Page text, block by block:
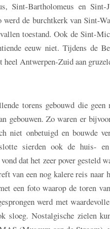
Sint-Bartholomeus en
de burchtkerk van Sint-
toestand. Ook de Sint-
eeuw niet. Tijdens de
Antwerpen-Zuid aan
torens gebouwd die
gebouwen. Zo waren er
niet onbetuigd en bouwde
sierden ook de huis-
dat het zeer pover gesteld
van een nog kalere reis
een foto waarop de toren
werd met
Nostalgische zielen